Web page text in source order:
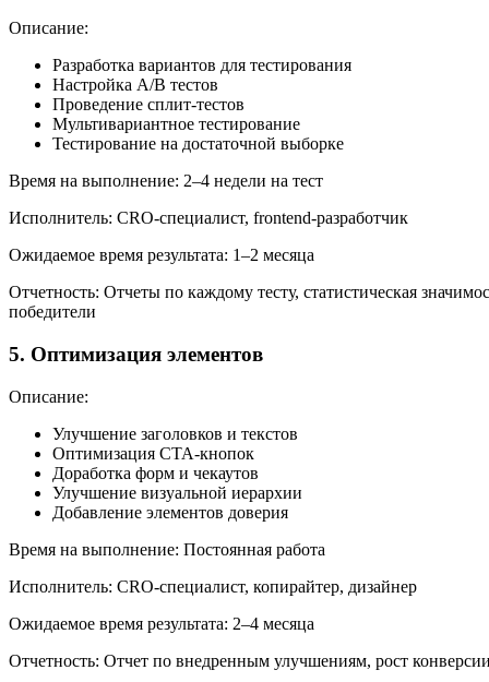
Описание:
Разработка вариантов для тестирования
Настройка A/B тестов
Проведение сплит-тестов
Мультивариантное тестирование
Тестирование на достаточной выборке
Время на выполнение: 2–4 недели на тест
Исполнитель: CRO-специалист, frontend-разработчик
Ожидаемое время результата: 1–2 месяца
Отчетность: Отчеты по каждому тесту, статистическая
победители
5. Оптимизация элементов
Описание:
Улучшение заголовков и текстов
Оптимизация CTA-кнопок
Доработка форм и чекаутов
Улучшение визуальной иерархии
Добавление элементов доверия
Время на выполнение: Постоянная работа
Исполнитель: CRO-специалист, копирайтер, дизайнер
Ожидаемое время результата: 2–4 месяца
Отчетность: Отчет по внедренным улучшениям, рост